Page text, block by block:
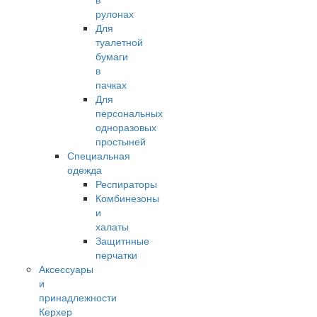
рулонах
Для
туалетной
бумаги
в
пачках
Для
персональных
одноразовых
простыней
Специальная
одежда
Респираторы
Комбинезоны
и
халаты
Защитнные
перчатки
Аксессуары
и
принадлежности
Керхер